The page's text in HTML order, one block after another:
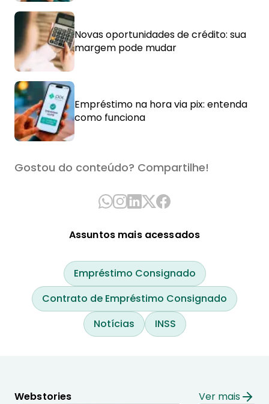
Novas oportunidades de crédito: sua
margem pode mudar
Empréstimo na hora via pix: entenda
como funciona
Gostou do conteúdo? Compartilhe!
Assuntos mais acessados
Empréstimo Consignado
Contrato de Empréstimo Consignado
Notícias
INSS
Webstories Ver mais